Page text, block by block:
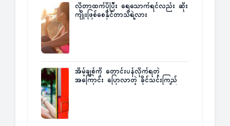
လိုတာထက်ပိုပြီး ရေသောက်ရင်လည်း ဆိုး
ကျိုးဖြစ်စေနိုင်တာသိရဲ့လား
အိမ့်ချစ်ကို တောင်းပန်လိုက်ရတဲ့
အကြောင်း ပြောလာတဲ့ ခိုင်သင်းကြည်